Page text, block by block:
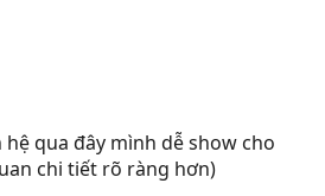
hệ qua đây mình dễ show cho
chi tiết rõ ràng hơn)